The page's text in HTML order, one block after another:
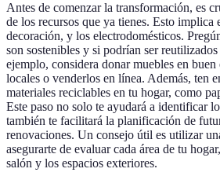
Antes de comenzar la transformación, es
de los recursos que ya tienes. Esto
decoración, y los electrodomésticos.
son sostenibles y si podrían ser
ejemplo, considera donar muebles en buen
locales o venderlos en línea. Además, ten
materiales reciclables en tu hogar, como
Este paso no solo te ayudará a identificar
también te facilitará la planificación de
renovaciones. Un consejo útil es utilizar
asegurarte de evaluar cada área de tu
salón y los espacios exteriores.